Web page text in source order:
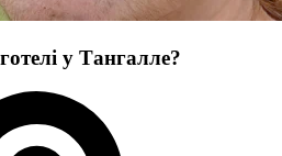
у Тангалле?